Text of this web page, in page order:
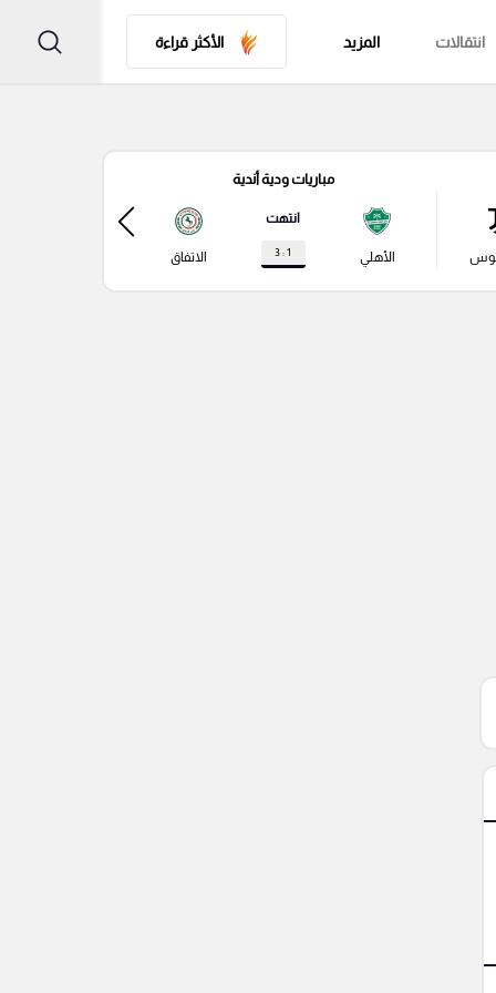
انتقالات المزيد الأكثر قراءة
مباريات ودية أندية
الأهلي
انتهت
1 : 3 الاتفاق